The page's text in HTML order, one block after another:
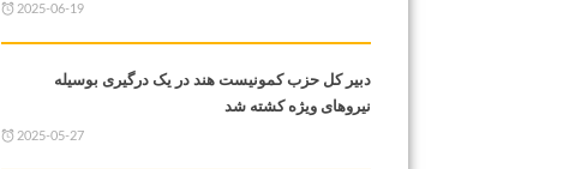
2025-06-19
دبیر کل حزب کمونیست هند در یک درگیری بوسیله
نیروهای ویژه کشته شد
2025-05-27